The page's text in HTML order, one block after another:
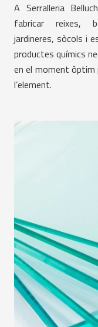
A Serralleria
fabricar reixes,
jardineres, sòcols i
productes químics
en el moment
l’element.